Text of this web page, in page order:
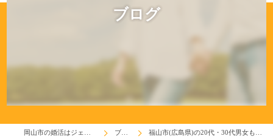
ブログ
ブログ 福山市(広島県)の20代・30代男女も大歓迎します♬